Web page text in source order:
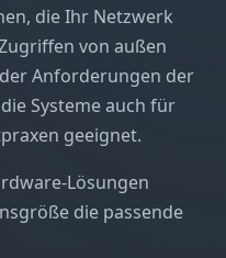
die Ihr Netzwerk
von außen
Anforderungen der
Systeme auch für
geeignet.
Lösungen
die passende